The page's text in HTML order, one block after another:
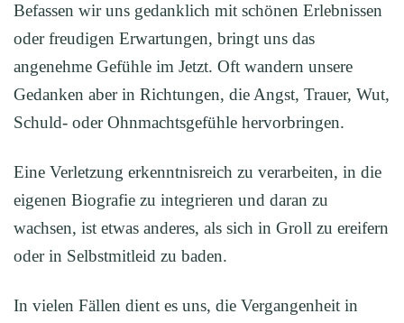
Befassen wir uns gedanklich mit schönen Erlebnissen
oder freudigen Erwartungen, bringt uns das
angenehme Gefühle im Jetzt. Oft wandern unsere
Gedanken aber in Richtungen, die Angst, Trauer, Wut,
Schuld- oder Ohnmachtsgefühle hervorbringen.
Eine Verletzung erkenntnisreich zu verarbeiten, in die
eigenen Biografie zu integrieren und daran zu
wachsen, ist etwas anderes, als sich in Groll zu ereifern
oder in Selbstmitleid zu baden.
In vielen Fällen dient es uns, die Vergangenheit in